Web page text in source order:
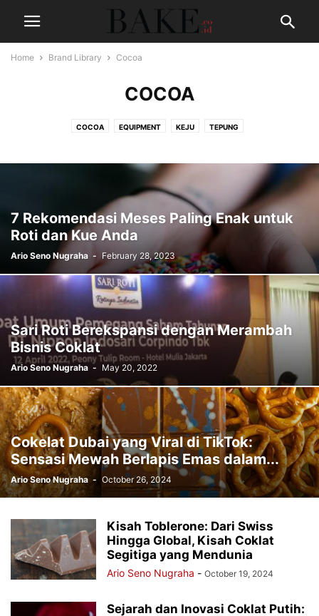
Home Brand Library Cocoa
COCOA
COCOA EQUIPMENT KEJU TEPUNG
7 Rekomendasi Meses Paling Enak untuk
Roti dan Kue Anda
Ario Seno Nugraha - February 28, 2023
Sari Roti Berekspansi dengan Merambah
Bisnis Coklat
Ario Seno Nugraha - May 20, 2022
Cokelat Dubai yang Viral di TikTok:
Sensasi Mewah Berlapis Emas dalam...
Ario Seno Nugraha - October 26, 2024
Kisah Toblerone: Dari Swiss
Hingga Global, Kisah Coklat
Segitiga yang Mendunia
Ario Seno Nugraha - October 19, 2024
Sejarah dan Inovasi Coklat Putih: